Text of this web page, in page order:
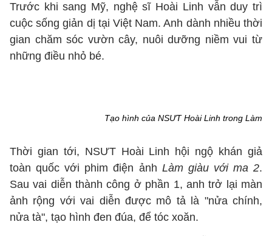
Trước khi sang Mỹ, nghệ sĩ Hoài Linh vẫn duy trì
cuộc sống giản dị tại Việt Nam. Anh dành nhiều thời
gian chăm sóc vườn cây, nuôi dưỡng niềm vui từ
những điều nhỏ bé.
Tạo hình của NSƯT Hoài Linh trong Làm
Thời gian tới, NSƯT Hoài Linh hội ngộ khán giả
toàn quốc với phim điện ảnh Làm giàu với ma 2.
Sau vai diễn thành công ở phần 1, anh trở lại màn
ảnh rộng với vai diễn được mô tả là "nửa chính,
nửa tà", tạo hình đen đúa, để tóc xoăn.